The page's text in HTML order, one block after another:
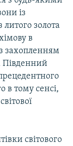
із
литого золота
в
захопленням
Південний
в тому сенсі,
світового